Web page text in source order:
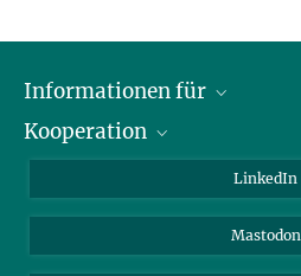
Informationen für
Journalisten
Kooperation
Beutenberg Campus e.V.
LinkedIn
Mastodon